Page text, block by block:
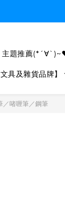
主題推薦
文具及雜貨品牌】
／啫喱筆／鋼筆